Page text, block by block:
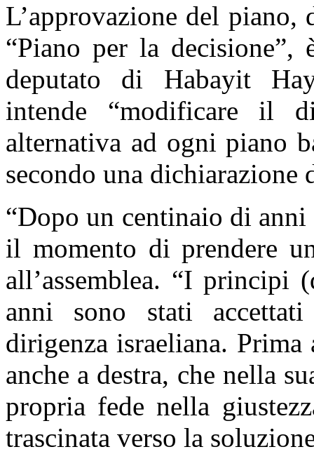
L’approvazione del
“Piano per la decisione”,
deputato di Habayit
intende “modificare il
alternativa ad ogni piano
secondo una dichiarazione
“Dopo un centinaio di
il momento di prendere
all’assemblea. “I principi
anni sono stati
dirigenza israeliana.
anche a destra, che nella
propria fede nella
trascinata verso la